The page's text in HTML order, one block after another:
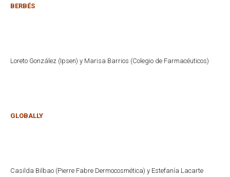
BERBÉS
Loreto González (Ipsen) y Marisa Barrios (Colegio de Farmacéuticos)
GLOBALLY
Casilda Bilbao (Pierre Fabre Dermocosmética) y Estefanía Lacarte